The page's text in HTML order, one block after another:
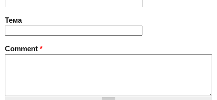
Тема
Comment *